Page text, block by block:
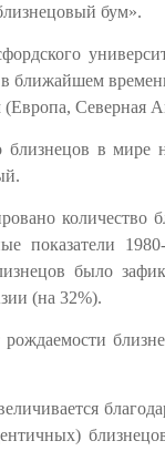
бум».
ближайшем
(Европа, Северная
близнецов в
количество
показатели
было
(на 32%).